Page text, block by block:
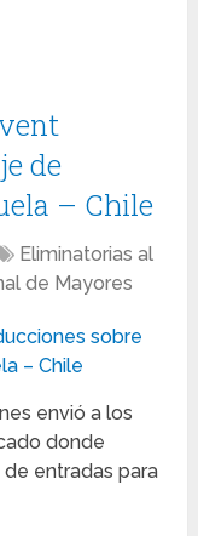
de
– Chile
Eliminatorias al
de Mayores
envió a los
donde
entradas para